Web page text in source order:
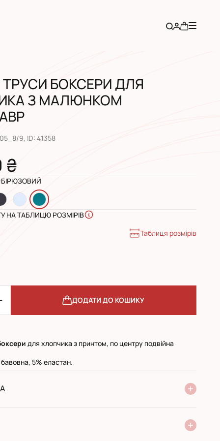
ТРУСИ БОКСЕРИ ДЛЯ
З МАЛЮНКОМ
9, ID: 41358
₴
НА ТАБЛИЦЮ РОЗМІРІВ
Таблиця розмірів
ДОДАТИ ДО КОШИКУ
для хлопчика з принтом, по центру подвійна
5% еластан.